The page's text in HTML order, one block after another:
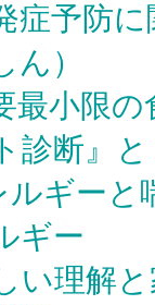
予防に
）
小限の
断』
ギーと
ギー
理解と